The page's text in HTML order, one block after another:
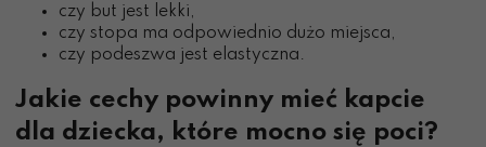
czy but jest lekki,
czy stopa ma odpowiednio dużo miejsca,
czy podeszwa jest elastyczna.
Jakie cechy powinny mieć kapcie
dla dziecka, które mocno się poci?